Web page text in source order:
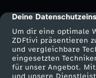
cmp-dialog-
Deine
Um dir eine optimale
ZDFtivi präsentieren
und vergleichbare
eingesetzten
für unser Angebot.
und unsere
v
o
n
Mehr ZDF